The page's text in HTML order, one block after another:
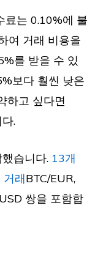
료는 0.10%에 불
여 거래 비용을
를 받을 수 있
보다 훨씬 낮은
하고 싶다면
.
습니다. 13개
래BTC/EUR,
쌍을 포함합